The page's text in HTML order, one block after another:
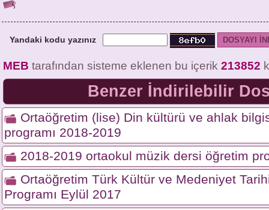
Yandaki kodu yazınız
MEB tarafından sisteme eklenen bu içerik 213852
Benzer İndirilebilir
Ortaöğretim (lise) Din kültürü ve ahlak
programı 2018-2019
2018-2019 ortaokul müzik dersi öğretim
Ortaöğretim Türk Kültür ve Medeniyet
Programı Eylül 2017